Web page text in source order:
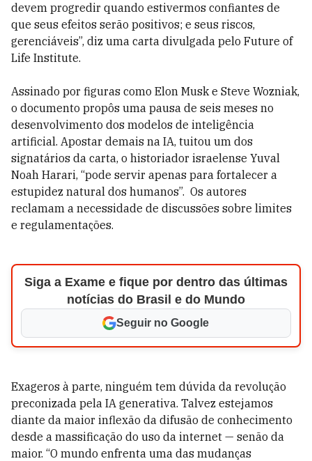
devem progredir quando estivermos confiantes de
que seus efeitos serão positivos; e seus riscos,
gerenciáveis”, diz uma carta divulgada pelo Future of
Life Institute.
Assinado por figuras como Elon Musk e Steve Wozniak,
o documento propôs uma pausa de seis meses no
desenvolvimento dos modelos de inteligência
artificial. Apostar demais na IA, tuitou um dos
signatários da carta, o historiador israelense Yuval
Noah Harari, “pode servir apenas para fortalecer a
estupidez natural dos humanos”. Os autores
reclamam a necessidade de discussões sobre limites
e regulamentações.
Siga a Exame e fique por dentro das últimas
notícias do Brasil e do Mundo
Seguir no Google
Exageros à parte, ninguém tem dúvida da revolução
preconizada pela IA generativa. Talvez estejamos
diante da maior inflexão da difusão de conhecimento
desde a massificação do uso da internet — senão da
maior. “O mundo enfrenta uma das mudanças